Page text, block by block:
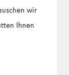
wir
Ihnen